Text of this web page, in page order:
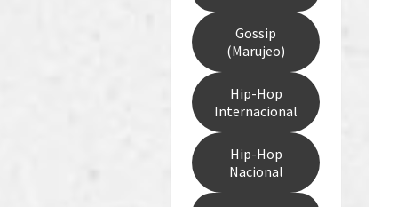
Gossip
(Marujeo)
Hip-Hop
Internacional
Hip-Hop
Nacional